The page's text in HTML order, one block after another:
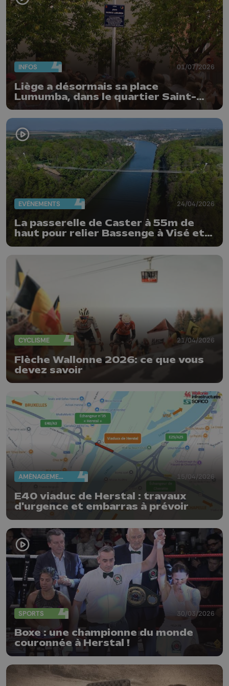
INFOS 01/07/2026
Liège a désormais sa place
Lumumba, dans le quartier Saint-
Léonard
EVÈNEMENTS 24/04/2026
La passerelle de Caster à 55m de
haut pour relier Bassenge à Visé et
CYCLISME 21/04/2026
Flèche Wallonne 2026: ce que vous
devez savoir
AMÉNAGEMENT DU TERRITOIRE 15/04/2026
E40 viaduc de Herstal : travaux
d'urgence et embarras à prévoir
SPORTS 30/03/2026
Boxe : une championne du monde
couronnée à Herstal !